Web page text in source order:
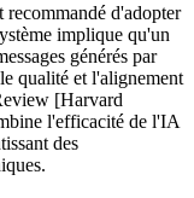
d'adopter
implique qu'un
générés par
qualité et l'alignement
[Harvard
l'efficacité de l'IA
des